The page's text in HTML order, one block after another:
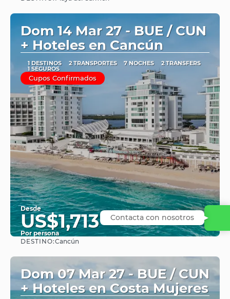
Dom 14 Mar 27 - BUE / CUN
+ Hoteles en Cancún
1 DESTINOS 2 TRANSPORTES 7 NOCHES 2 TRANSFERS
1 SEGUROS
Cupos Confirmados
Desde
US$1,713
Por persona
DESTINO:Cancún
Dom 07 Mar 27 - BUE / CUN
+ Hoteles en Costa Mujeres
Contacta con nosotros